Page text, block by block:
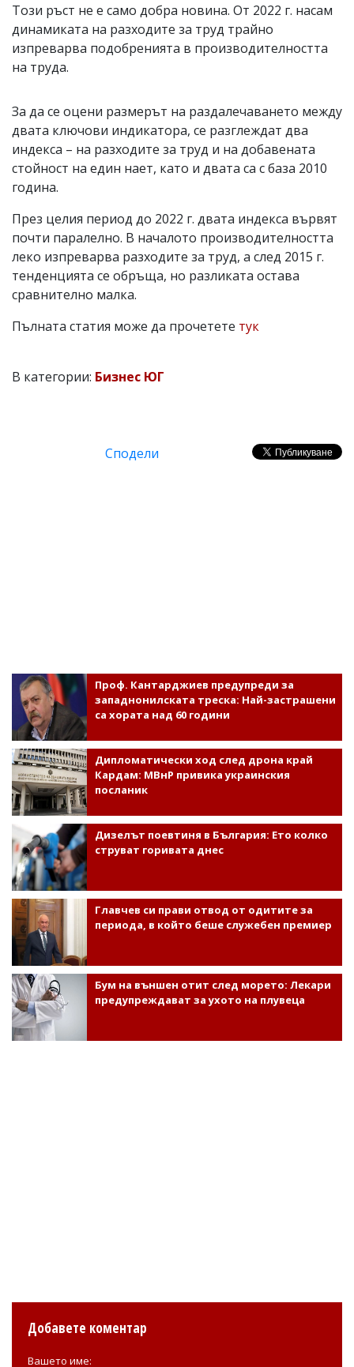
Този ръст не е само добра новина. От 2022 г. насам
динамиката на разходите за труд трайно
изпреварва подобренията в производителността
на труда.
За да се оцени размерът на раздалечаването между
двата ключови индикатора, се разглеждат два
индекса – на разходите за труд и на добавената
стойност на един нает, като и двата са с база 2010
година.
През целия период до 2022 г. двата индекса вървят
почти паралелно. В началото производителността
леко изпреварва разходите за труд, а след 2015 г.
тенденцията се обръща, но разликата остава
сравнително малка.
Пълната статия може да прочетете тук
В категории: Бизнес ЮГ
Сподели
Проф. Кантарджиев предупреди за
западнонилската треска: Най-застрашени
са хората над 60 години
Дипломатически ход след дрона край
Кардам: МВнР привика украинския
посланик
Дизелът поевтиня в България: Ето колко
струват горивата днес
Главчев си прави отвод от одитите за
периода, в който беше служебен премиер
Бум на външен отит след морето: Лекари
предупреждават за ухото на плувеца
Добавете коментар
Вашето име: